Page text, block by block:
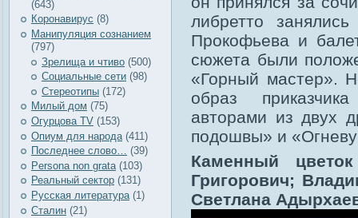
(643)
Коронавирус (8)
Манипуляция сознанием
(797)
Зрелища и чтиво (500)
Социальные сети (98)
Стереотипы (172)
Милый дом (75)
Огурцова TV (153)
Опиум для народа (411)
Последнее слово… (39)
Рersona non grata (103)
Реальный сектор (131)
Русская литература (1)
Сталин (21)
либретто
Прокофьева и
сюжета были
«Горный мастер».
образ
авторами из двух
подошвы» и
Каменный
Григорович;
Светлана